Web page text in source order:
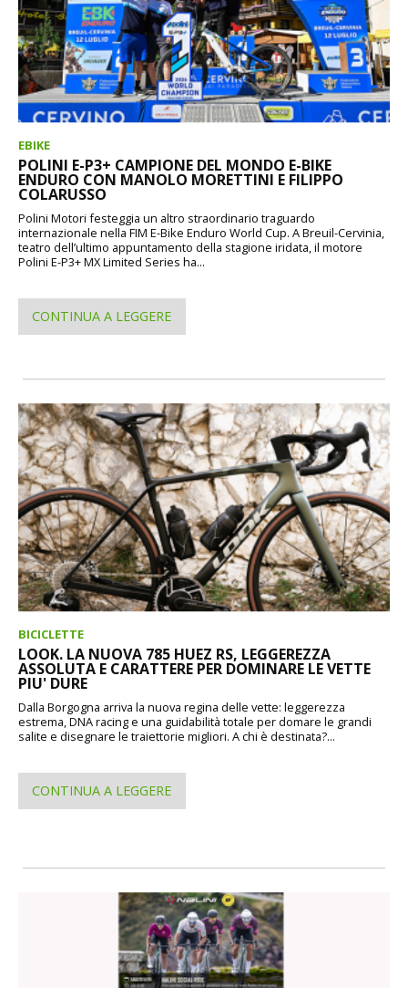
EBIKE
POLINI E-P3+ CAMPIONE DEL MONDO E-BIKE
ENDURO CON MANOLO MORETTINI E FILIPPO
COLARUSSO
Polini Motori festeggia un altro straordinario traguardo
internazionale nella FIM E-Bike Enduro World Cup. A Breuil-Cervinia,
teatro dell’ultimo appuntamento della stagione iridata, il motore
Polini E-P3+ MX Limited Series ha...
CONTINUA A LEGGERE
BICICLETTE
LOOK. LA NUOVA 785 HUEZ RS, LEGGEREZZA
ASSOLUTA E CARATTERE PER DOMINARE LE VETTE
PIU' DURE
Dalla Borgogna arriva la nuova regina delle vette: leggerezza
estrema, DNA racing e una guidabilità totale per domare le grandi
salite e disegnare le traiettorie migliori. A chi è destinata?...
CONTINUA A LEGGERE